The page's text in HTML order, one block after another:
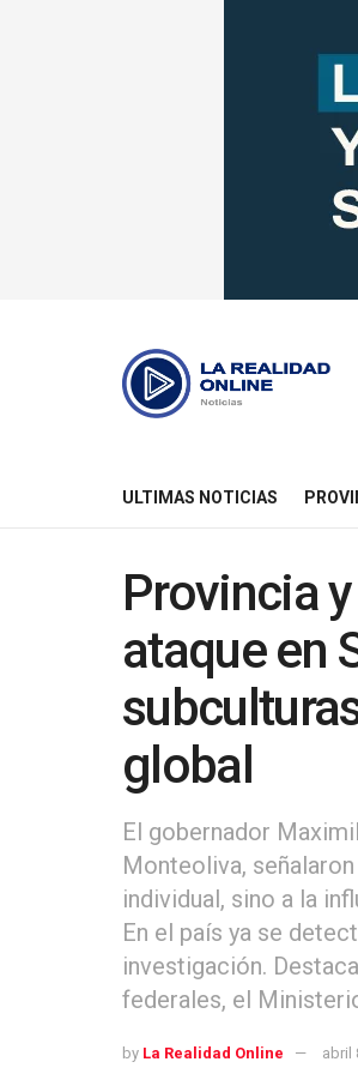
ULTIMAS NOTICIAS
Provincia
ataque en
global
El gobernador
Monteoliva,
individual, sino a la
En el país ya se
investigación.
federales, el
by La Realidad Online abril